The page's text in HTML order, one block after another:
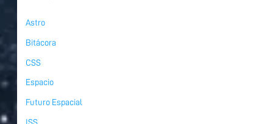
Astro
Bitácora
CSS
Espacio
Futuro Espacial
ISS